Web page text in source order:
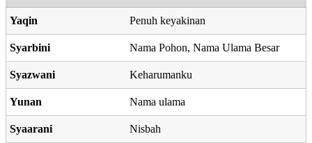
Yaqin Penuh keyakinan
Syarbini Nama Pohon, Nama Ulama Besar
Syazwani Keharumanku
Yunan Nama ulama
Syaarani Nisbah